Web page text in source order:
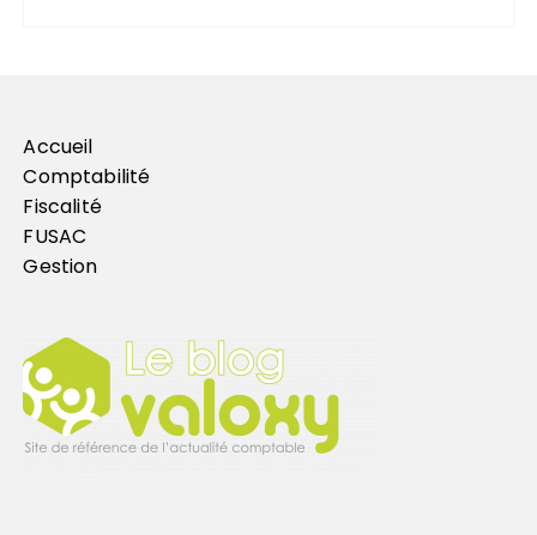
Accueil
Comptabilité
Fiscalité
FUSAC
Gestion